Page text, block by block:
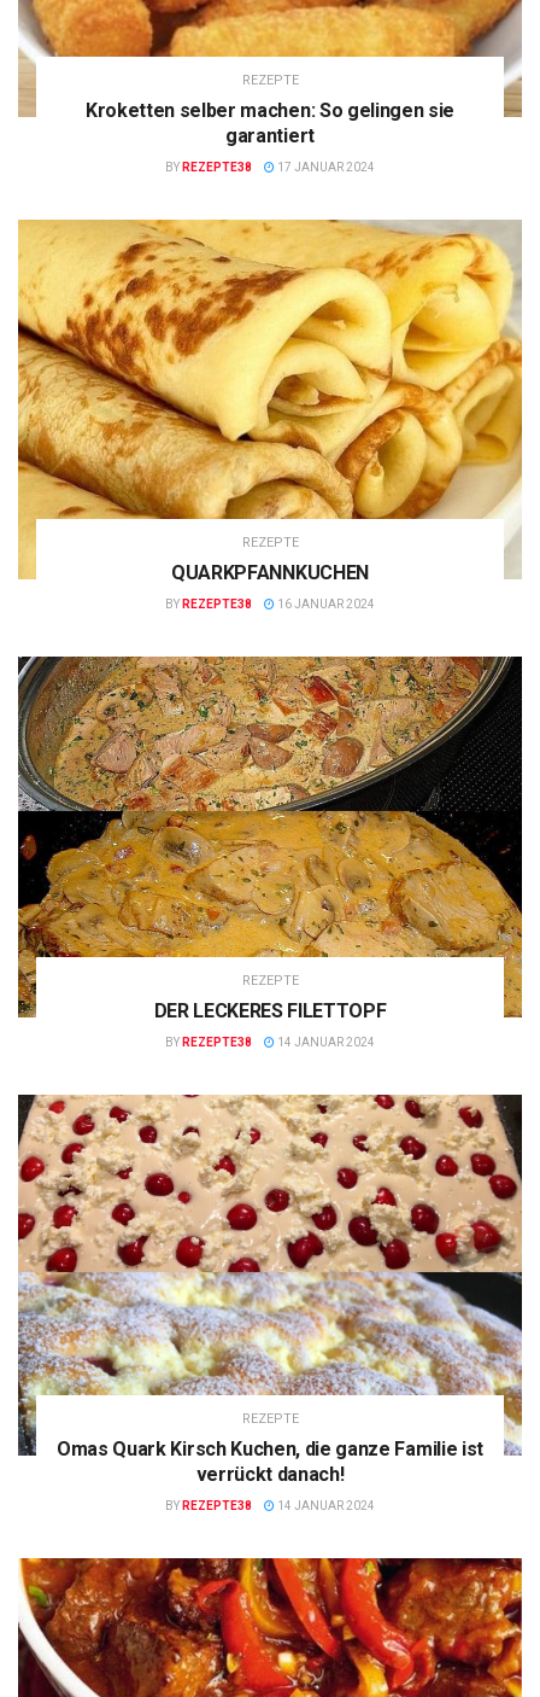
REZEPTE
Kroketten selber machen: So gelingen sie
garantiert
BY REZEPTE38 17 JANUAR 2024
REZEPTE
QUARKPFANNKUCHEN
BY REZEPTE38 16 JANUAR 2024
REZEPTE
DER LECKERES FILETTOPF
BY REZEPTE38 14 JANUAR 2024
REZEPTE
Omas Quark Kirsch Kuchen, die ganze Familie ist
verrückt danach!
BY REZEPTE38 14 JANUAR 2024